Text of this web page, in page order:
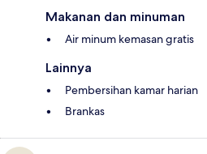
Makanan dan minuman
Air minum kemasan gratis
Lainnya
Pembersihan kamar harian
Brankas